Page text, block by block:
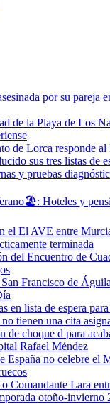
por su pareja
de la Playa de Los
de Lorca responde
sus tres listas de
y pruebas
Hoteles y
el El AVE entre
terminada
del Encuentro de
Francisco de
en lista de espera
tienen una cita
de choque d para
Rafael Méndez
España no celebre el
Comandante Lara
otoño-invierno